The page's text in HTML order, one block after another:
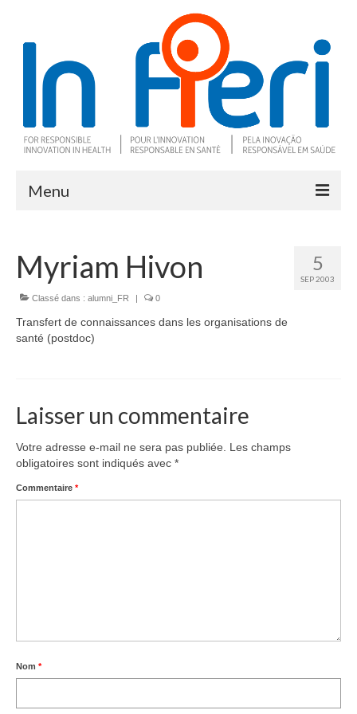
Menu
Ce qu’est l’IRS
Deux outils clés
Programme de recherche
English
5
SEP 2003
Myriam Hivon
Classé dans : alumni_FR | 0
Transfert de connaissances dans les organisations de
santé (postdoc)
Laisser un commentaire
Votre adresse e-mail ne sera pas publiée.
Les champs
obligatoires sont indiqués avec *
Commentaire *
Nom *